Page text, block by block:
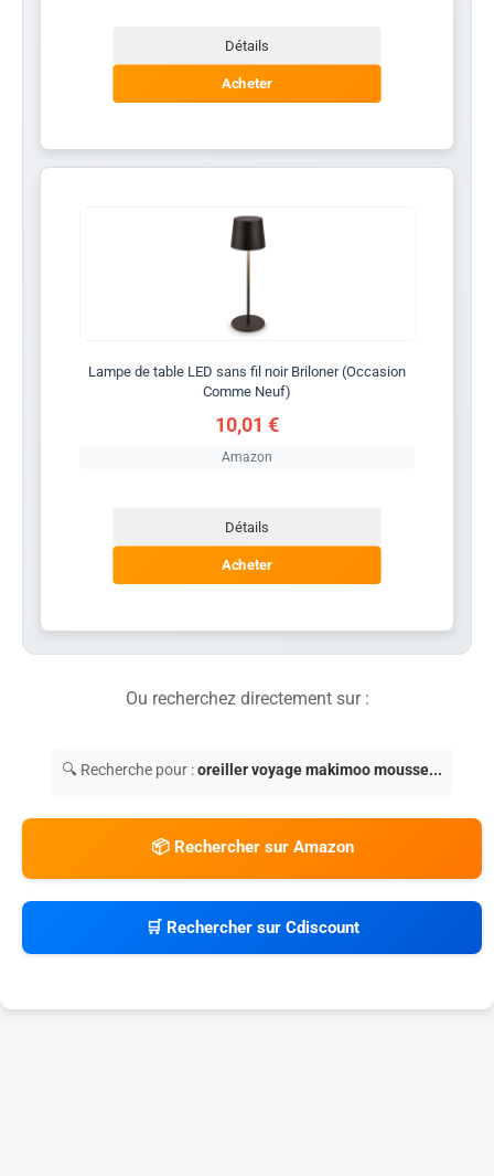
Détails
Acheter
Lampe de table LED sans fil noir Briloner (Occasion
Comme Neuf)
10,01 €
Amazon
Détails
Acheter
Ou recherchez directement sur :
🔍 Recherche pour :oreiller voyage makimoo mousse...
📦 Rechercher sur Amazon
🛒 Rechercher sur Cdiscount